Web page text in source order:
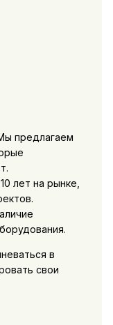
предлагаем
лет на рынке,
в
свои